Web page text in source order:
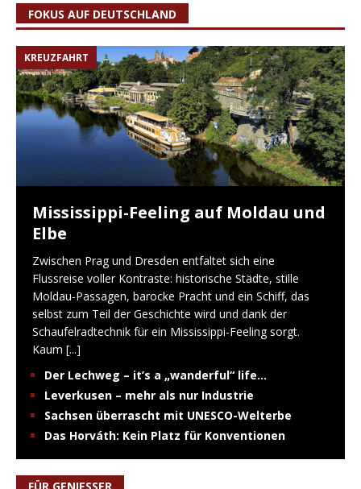
FOKUS AUF DEUTSCHLAND
KREUZFAHRT
Mississippi-Feeling auf Moldau und
Elbe
Zwischen Prag und Dresden entfaltet sich eine
Flussreise voller Kontraste: historische Städte, stille
Moldau-Passagen, barocke Pracht und ein Schiff, das
selbst zum Teil der Geschichte wird und dank der
Schaufelradtechnik für ein Mississippi-Feeling sorgt.
Kaum [...]
Der Lechweg – it’s a „wanderful“ life…
Leverkusen – mehr als nur Industrie
Sachsen überrascht mit UNESCO-Welterbe
Das Horváth: Kein Platz für Konventionen
FÜR GENIESSER